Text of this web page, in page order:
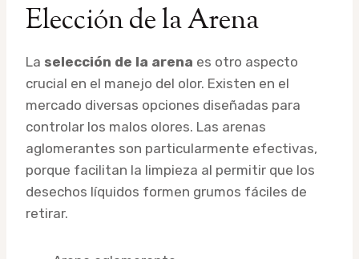
Elección de la Arena
La selección de la arena es otro aspecto
crucial en el manejo del olor. Existen en el
mercado diversas opciones diseñadas para
controlar los malos olores. Las arenas
aglomerantes son particularmente efectivas,
porque facilitan la limpieza al permitir que los
desechos líquidos formen grumos fáciles de
retirar.